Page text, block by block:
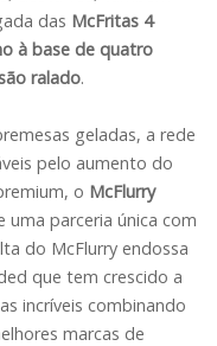
das McFritas 4
à base de quatro
ralado.
geladas, a rede
pelo aumento do
o McFlurry
uma parceria única com
do McFlurry endossa
que tem crescido a
incríveis combinando
marcas de